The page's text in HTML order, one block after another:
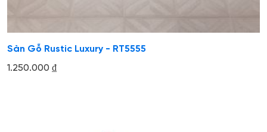
Sàn Gỗ Rustic Luxury - RT5555
1.250.000 ₫